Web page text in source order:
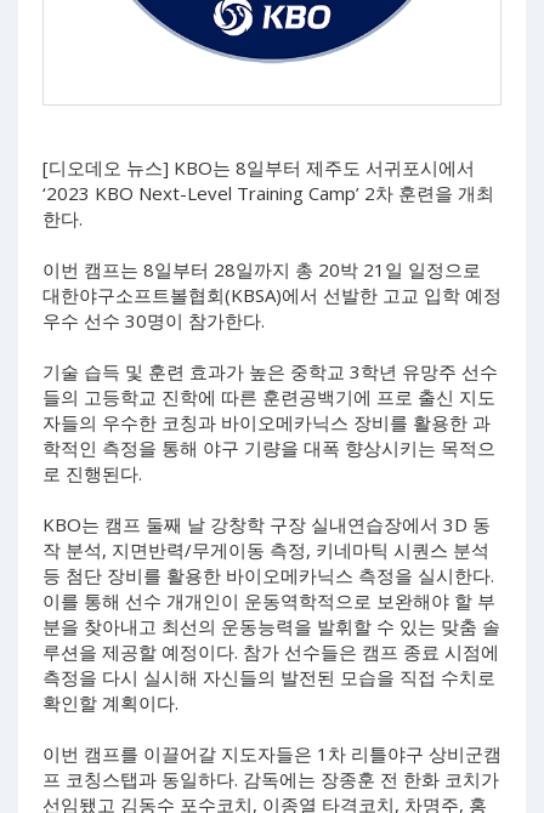
[디오데오 뉴스] KBO는 8일부터 제주도 서귀포시에서
‘2023 KBO Next-Level Training Camp’ 2차 훈련을 개최
한다.
이번 캠프는 8일부터 28일까지 총 20박 21일 일정으로
대한야구소프트볼협회(KBSA)에서 선발한 고교 입학 예정
우수 선수 30명이 참가한다.
기술 습득 및 훈련 효과가 높은 중학교 3학년 유망주 선수
들의 고등학교 진학에 따른 훈련공백기에 프로 출신 지도
자들의 우수한 코칭과 바이오메카닉스 장비를 활용한 과
학적인 측정을 통해 야구 기량을 대폭 향상시키는 목적으
로 진행된다.
KBO는 캠프 둘째 날 강창학 구장 실내연습장에서 3D 동
작 분석, 지면반력/무게이동 측정, 키네마틱 시퀀스 분석
등 첨단 장비를 활용한 바이오메카닉스 측정을 실시한다.
이를 통해 선수 개개인이 운동역학적으로 보완해야 할 부
분을 찾아내고 최선의 운동능력을 발휘할 수 있는 맞춤 솔
루션을 제공할 예정이다. 참가 선수들은 캠프 종료 시점에
측정을 다시 실시해 자신들의 발전된 모습을 직접 수치로
확인할 계획이다.
이번 캠프를 이끌어갈 지도자들은 1차 리틀야구 상비군캠
프 코칭스탭과 동일하다. 감독에는 장종훈 전 한화 코치가
선임됐고 김동수 포수코치, 이종열 타격코치, 차명주, 홍